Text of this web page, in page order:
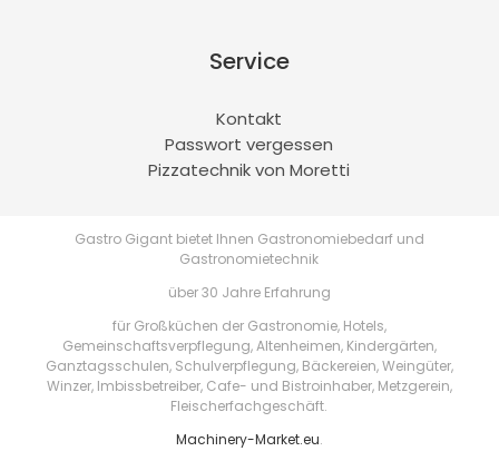
Service
Kontakt
Passwort vergessen
Pizzatechnik von Moretti
Gastro Gigant bietet Ihnen Gastronomiebedarf und
Gastronomietechnik
über 30 Jahre Erfahrung
für Großküchen der Gastronomie, Hotels,
Gemeinschaftsverpflegung, Altenheimen, Kindergärten,
Ganztagsschulen, Schulverpflegung, Bäckereien, Weingüter,
Winzer, Imbissbetreiber, Cafe- und Bistroinhaber, Metzgerein,
Fleischerfachgeschäft.
Machinery-Market.eu.